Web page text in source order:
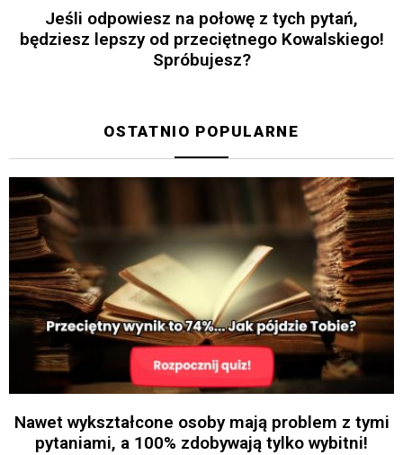
Jeśli odpowiesz na połowę z tych pytań,
będziesz lepszy od przeciętnego Kowalskiego!
Spróbujesz?
OSTATNIO POPULARNE
Nawet wykształcone osoby mają problem z tymi
pytaniami, a 100% zdobywają tylko wybitni!